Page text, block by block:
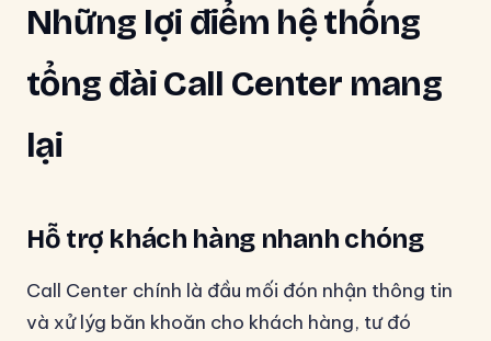
Những lợi điểm hệ thống
tổng đài Call Center mang
lại
Hỗ trợ khách hàng nhanh chóng
Call Center chính là đầu mối đón nhận thông tin
và xử lýg băn khoăn cho khách hàng, tư đó